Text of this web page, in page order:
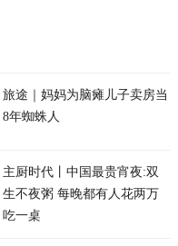
旅途｜妈妈为脑瘫儿子卖房当
8年蜘蛛人
主厨时代丨中国最贵宵夜:双
生不夜粥 每晚都有人花两万
吃一桌